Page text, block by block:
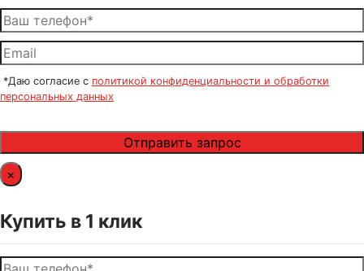
*Даю согласие с политикой конфиденциальности и обработки
персональных данных
×
Купить в 1 клик